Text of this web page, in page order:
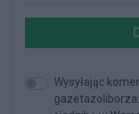
Wysyłając